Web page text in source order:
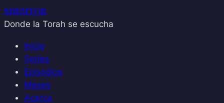
SHEMTOB
Donde la Torah se escucha
Inicio
Series
Episodios
Meses
Acerca